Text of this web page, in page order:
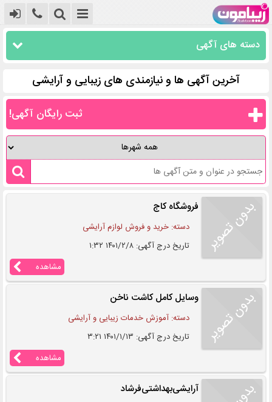
دسته های آگهی
آخرین آگهی ها و نیازمندی های زیبایی و آرایشی
ثبت رایگان آگهی!
فروشگاه کاج
دسته: خرید و فروش لوازم آرایشی
تاریخ درج آگهی: ۱۴۰۱/۲/۸ ۱:۳۲
مشاهده
وسایل کامل کاشت ناخن
دسته: آموزش خدمات زیبایی و آرایشی
تاریخ درج آگهی: ۱۴۰۱/۱/۱۳ ۳:۲۱
مشاهده
آرایشی‌بهداشتی‌‌فرشاد